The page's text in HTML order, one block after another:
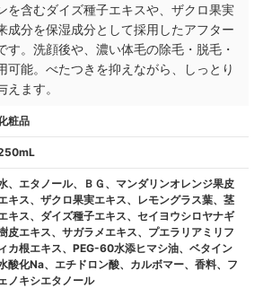
を含むダイズ種子エキスや、ザクロ果実
成分を保湿成分として採用したアフター
。 洗顔後や、濃い体毛の除毛・脱毛・
能。 べたつきを抑えながら、しっとり
えます。
粧品
、エタノール、ＢＧ、マンダリンオレンジ果皮
キス、ザクロ果実エキス、レモングラス葉、茎
キス、ダイズ種子エキス、セイヨウシロヤナギ
皮エキス、サガラメエキス、プエラリアミリフ
ィカ根エキス、PEG-60水添ヒマシ油、ベタイン
酸化Na、エチドロン酸、カルボマー、香料、フ
ェノキシエタノール